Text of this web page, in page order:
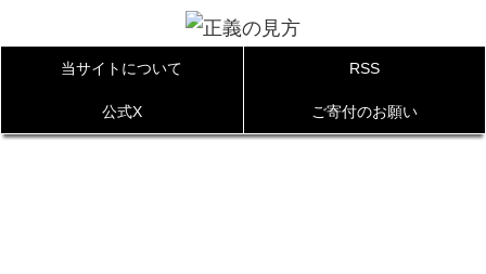
当サイトについて RSS
公式X ご寄付のお願い